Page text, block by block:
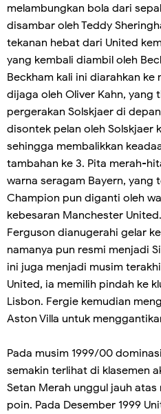
melambungkan bola dari
disambar oleh Teddy
tekanan hebat dari United
yang kembali diambil oleh
Beckham kali ini diarahkan ke
dijaga oleh Oliver Kahn, yang
pergerakan Solskjaer di
disontek pelan oleh Solskjaer
sehingga membalikkan
tambahan ke 3. Pita merah-
warna seragam Bayern, yang
Champion pun diganti oleh
kebesaran Manchester
Ferguson dianugerahi gelar
namanya pun resmi menjadi
ini juga menjadi musim
United, ia memilih pindah ke
Lisbon. Fergie kemudian
Aston Villa untuk
Pada musim 1999/00
semakin terlihat di klasemen
Setan Merah unggul jauh atas
poin. Pada Desember 1999